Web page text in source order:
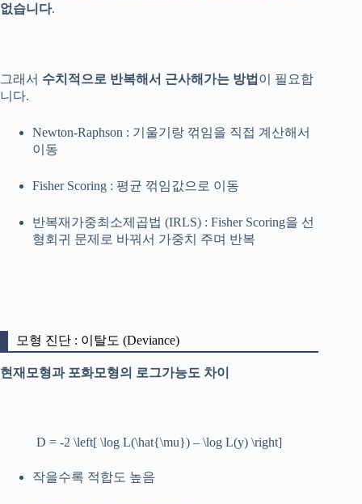
없습니다.
그래서 수치적으로 반복해서 근사해가는 방법 이 필요합
니다.
Newton-Raphson : 기울기랑 꺾임을 직접 계산해서
이동
Fisher Scoring : 평균 꺾임값으로 이동
반복재가중최소제곱법 (IRLS) : Fisher Scoring을 선
형회귀 문제로 바꿔서 가중치 주며 반복
모형 진단 : 이탈도 (Deviance)
현재모형과 포화모형의 로그가능도 차이
D = -2 \left[ \log L(\hat{\mu}) – \log L(y) \right]
작을수록 적합도 높음